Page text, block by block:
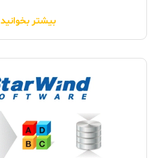
مراکز داده نیز در حال رفتن به سمت Hyperconverged هستند.
بیشتر بخوانید